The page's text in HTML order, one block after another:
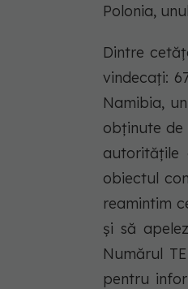
Polonia,
Dintre
vindecați:
Namibia,
obținute de
autoritățile
obiectul
reamintim
și să
Numărul
pentru